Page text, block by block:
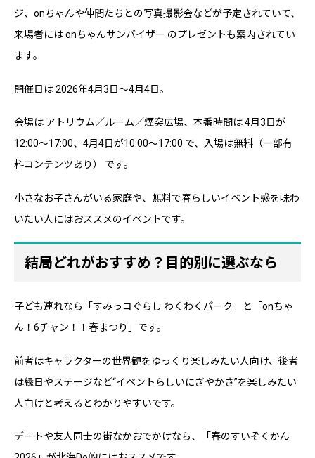
ジ、onちゃんや仲間たちとの写真撮影会などが予定されていて、
来場者には onちゃんサンバイザー のプレゼントも案内されてい
ます。
開催日は 2026年4月3日〜4月4日。
会場は アトリウム／ルーム／煙突広場、本番時間は 4月3日が
12:00〜17:00、4月4日が10:00〜17:00 で、入場は無料（一部有
料コンテンツあり） です。
小さなお子さんがいる家庭や、無料で春らしいイベント感を味わ
いたい人にはおススメのイベントです。
結局どれがおすすめ？目的別に選ぶなら
子ども連れなら「すみっコぐらし わくわくパーク」と「onちゃ
ん！6チャン！！春まつり」です。
前者はキャラクターの世界観をゆっくり楽しみたい人向け、後者
は縁日やステージなど“イベントらしいにぎやかさ”を楽しみたい
人向けと考えるとわかりやすいです。
デートや友人同士の街なかおでかけなら、「春のすいぞくかん